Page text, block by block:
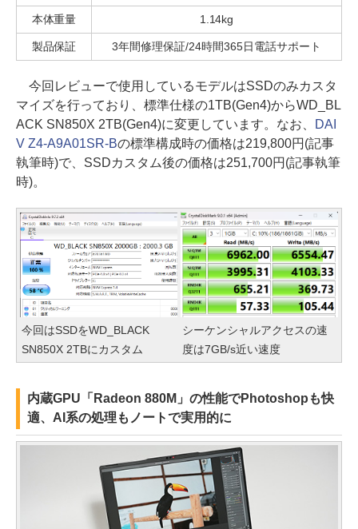
本体重量 1.14kg
製品保証 3年間修理保証/24時間365日電話サポート
今回レビューで使用しているモデルはSSDのみカスタ
マイズを行っており、標準仕様の1TB(Gen4)からWD_BL
ACK SN850X 2TB(Gen4)に変更しています。なお、
DAI
V Z4-A9A01SR-Bの標準構成時の価格は219,800円(記事
執筆時)で、SSDカスタム後の価格は251,700円(記事執筆
時)。
今回はSSDをWD_BLACK
SN850X 2TBにカスタム
シーケンシャルアクセスの速
度は7GB/s近い速度
内蔵GPU「Radeon 880M」の性能でPhotoshopも快
適、AI系の処理もノートで実用的に